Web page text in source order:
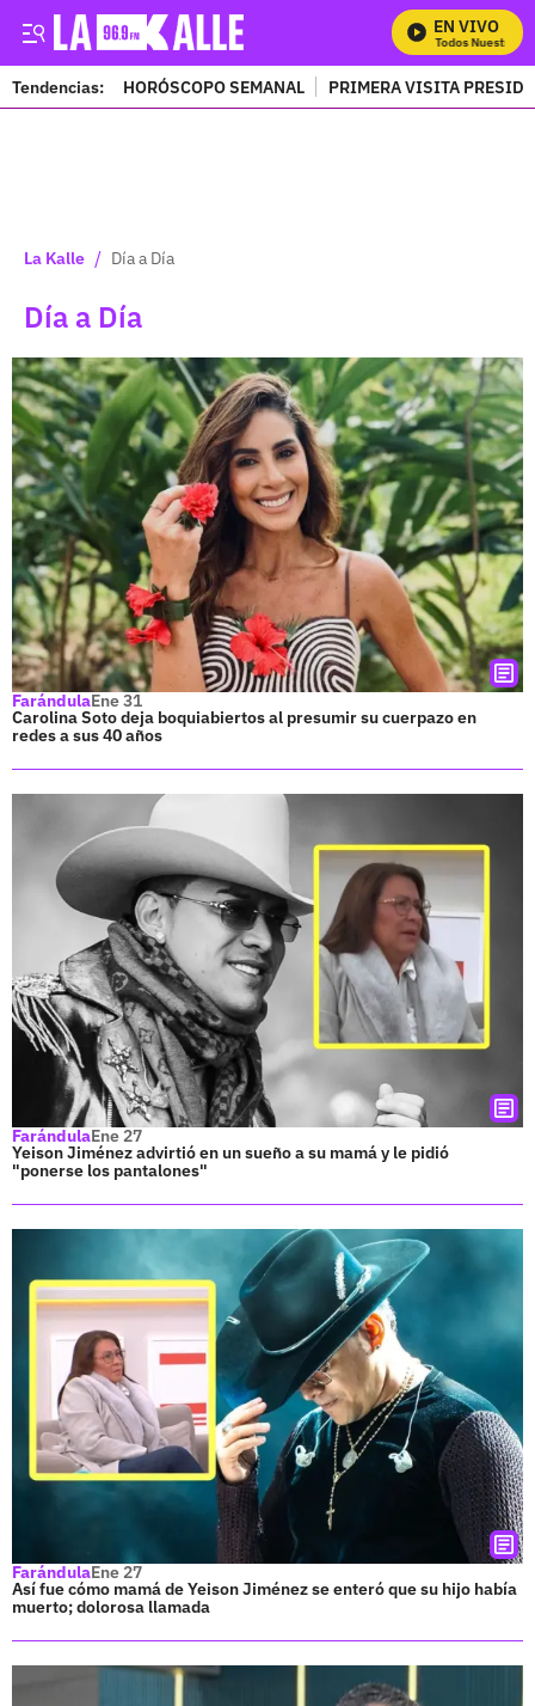
EN VIVO
Mira Todos Nuestros
Tendencias: HORÓSCOPO SEMANAL PRIMERA VISITA
La Kalle / Día a Día
Día a Día
FarándulaEne 31
Carolina Soto deja boquiabiertos al presumir su cuerpazo en
redes a sus 40 años
FarándulaEne 27
Yeison Jiménez advirtió en un sueño a su mamá y le pidió
"ponerse los pantalones"
FarándulaEne 27
Así fue cómo mamá de Yeison Jiménez se enteró que su hijo había
muerto; dolorosa llamada